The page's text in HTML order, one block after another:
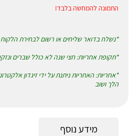
התמונה להמחשה בלבד!
*נשלח בדואר שליחים או רשום לבחירת הלקוח
*תקופת אחריות: חצי שנה לא כולל שברים
*אחריות: האחריות ניתנת על ידי זיגדון
הלך ושוב
מידע נוסף